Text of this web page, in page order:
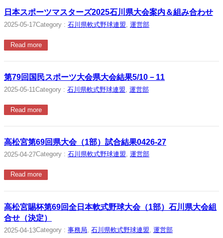
日本スポーツマスターズ2025石川県大会案内＆組み合わせ
2025-05-17Category : 石川県軟式野球連盟 運営部
Read more
第79回国民スポーツ大会県大会結果5/10－11
2025-05-11Category : 石川県軟式野球連盟 運営部
Read more
高松宮第69回県大会（1部）試合結果0426-27
2025-04-27Category : 石川県軟式野球連盟, 運営部
Read more
高松宮賜杯第69回全日本軟式野球大会（1部）石川県大会組
合せ（決定）
2025-04-13Category : 事務局, 石川県軟式野球連盟, 運営部